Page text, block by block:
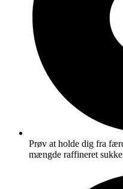
Prøv at holde dig fra
mængde raffineret